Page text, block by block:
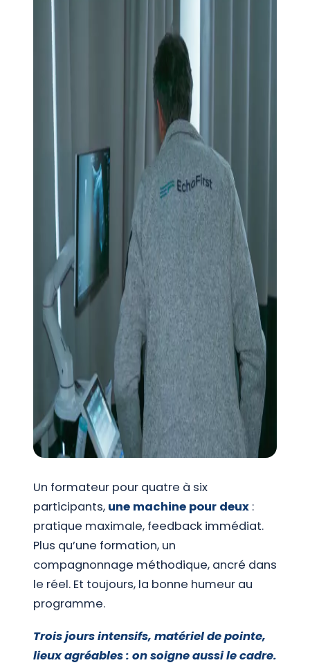
Un formateur pour quatre à six
participants, une machine pour deux :
pratique maximale, feedback immédiat.
Plus qu’une formation, un
compagnonnage méthodique, ancré dans
le réel. Et toujours, la bonne humeur au
programme.
Trois jours intensifs, matériel de pointe,
lieux agréables : on soigne aussi le cadre.